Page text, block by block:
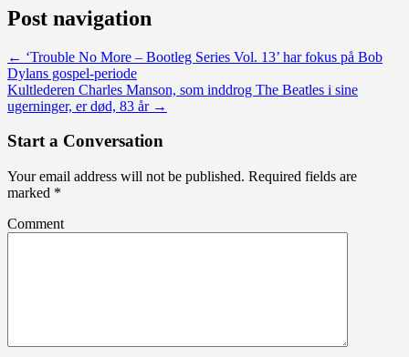
Post navigation
← ‘Trouble No More – Bootleg Series Vol. 13’ har fokus på Bob
Dylans gospel-periode
Kultlederen Charles Manson, som inddrog The Beatles i sine
ugerninger, er død, 83 år →
Start a Conversation
Your email address will not be published. Required fields are
marked *
Comment